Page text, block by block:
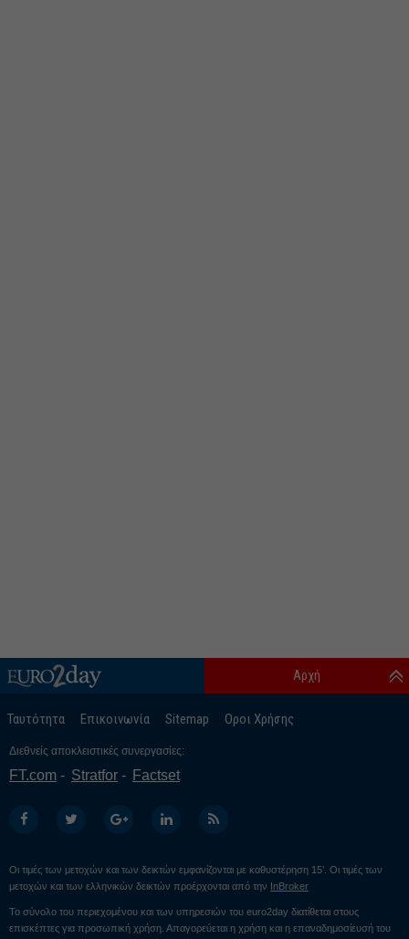
Ταυτότητα Επικοινωνία Sitemap Οροι Χρήσης
Αρχή
Διεθνείς αποκλειστικές συνεργασίες:
FT.com Stratfor Factset
Οι τιμές των μετοχών και των δεικτών εμφανίζονται με καθυστέρηση 15’. Οι τιμές των
μετοχών και των ελληνικών δεικτών προέρχονται από την InBroker
Το σύνολο του περιεχομένου και των υπηρεσιών του euro2day διατίθεται στους
επισκέπτες για προσωπική χρήση. Απαγορεύεται η χρήση και η επαναδημοσίευσή του